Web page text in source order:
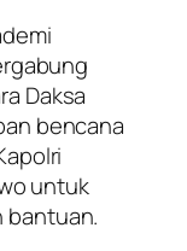
Daksa
bencana
untuk
bantuan.